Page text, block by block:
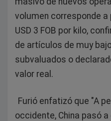
volumen corresponde
USD 3 FOB por kilo,
de artículos de muy
subvaluados o
valor real.
Furió enfatizó que "A
occidente, China pasó